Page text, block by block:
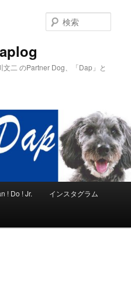
二 のPartner Dog、「Dap」と
索
! Do ! Jr. インスタグラム